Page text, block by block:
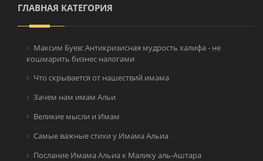
ГЛАВНАЯ КАТЕГОРИЯ
Максим Буев: Антикризисная мудрость халифа - не
кошмарить бизнес налогами
Что скрывается от нашествий имама
Зачем нам имам Альи
Великие мысли и Имам
Самые важные стихи у Имама Альиа
Послание Имама Альиа к Малику аль-Аштара